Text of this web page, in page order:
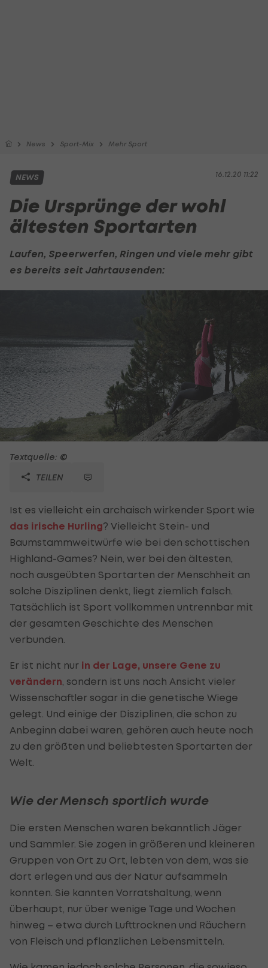
News Sport-Mix Mehr Sport
16.12.20 11:22
NEWS
Die Ursprünge der wohl
ältesten Sportarten
Laufen, Speerwerfen, Ringen und viele mehr gibt
es bereits seit Jahrtausenden:
Textquelle: ©
TEILEN
Ist es vielleicht ein archaisch wirkender Sport wie
das irische Hurling? Vielleicht Stein- und
Baumstammweitwürfe wie bei den schottischen
Highland-Games? Nein, wer bei den ältesten,
noch ausgeübten Sportarten der Menschheit an
solche Disziplinen denkt, liegt ziemlich falsch.
Tatsächlich ist Sport vollkommen untrennbar mit
der gesamten Geschichte des Menschen
verbunden.
Er ist nicht nur in der Lage, unsere Gene zu
verändern , sondern ist uns nach Ansicht vieler
Wissenschaftler sogar in die genetische Wiege
gelegt. Und einige der Disziplinen, die schon zu
Anbeginn dabei waren, gehören auch heute noch
zu den größten und beliebtesten Sportarten der
Welt.
Wie der Mensch sportlich wurde
Die ersten Menschen waren bekanntlich Jäger
und Sammler. Sie zogen in größeren und kleineren
Gruppen von Ort zu Ort, lebten von dem, was sie
dort erlegen und aus der Natur aufsammeln
konnten. Sie kannten Vorratshaltung, wenn
überhaupt, nur über wenige Tage und Wochen
hinweg – etwa durch Lufttrocknen und Räuchern
von Fleisch und pflanzlichen Lebensmitteln.